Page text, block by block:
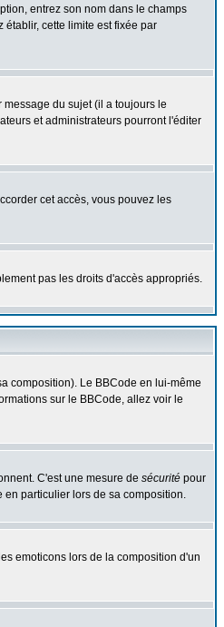
entrez son nom dans le champs
cette limite est fixée par
du sujet (il a toujours le
et administrateurs pourront l'éditer
cet accès, vous pouvez les
pas les droits d'accès appropriés.
composition). Le BBCode en lui-même
sur le BBCode, allez voir le
C'est une mesure de sécurité pour
particulier lors de sa composition.
emoticons lors de la composition d'un